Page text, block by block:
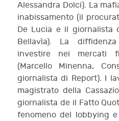
Alessandra Dolci). La
inabissamento (il
De Lucia e il giornalista
Bellavìa). La
investire nei mercati
(Marcello Minenna,
giornalista di Report). I
magistrato della
giornalista de il Fatto
fenomeno del lobbying